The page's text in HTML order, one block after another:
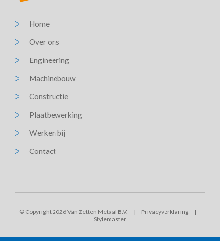
Home
Over ons
Engineering
Machinebouw
Constructie
Plaatbewerking
Werken bij
Contact
© Copyright 2026 Van Zetten Metaal B.V. | Privacyverklaring
|
Stylemaster